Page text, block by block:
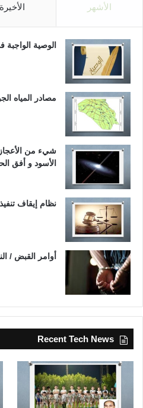
الأشهر الأخيرة
الوصية الواجبة
مصادر المياه
شيء من
الأسود و أفق
نظام إيقاف
أوامر القبض /
Recent Tech News